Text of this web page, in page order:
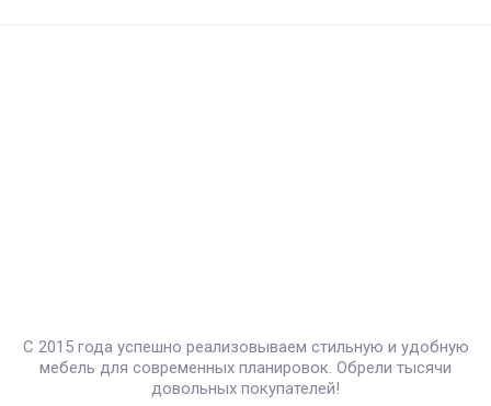
С 2015 года успешно реализовываем стильную и удобную
мебель для современных планировок. Обрели тысячи
довольных покупателей!